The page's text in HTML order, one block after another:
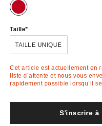
Épuisé
Taille
TAILLE UNIQUE
Cet article est actuellement en
liste d’attente et nous vous
rapidement possible lorsqu’il
S'inscrire à